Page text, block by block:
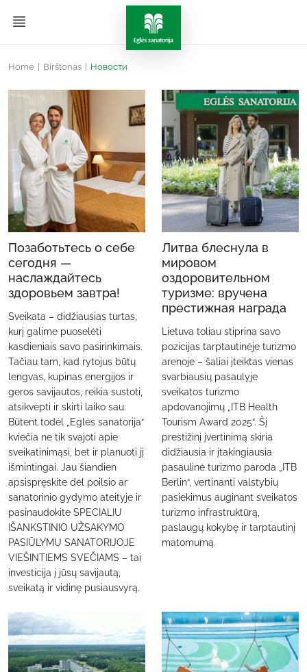
Home Birštonas Новости
Позаботьтесь о себе
сегодня —
наслаждайтесь
здоровьем завтра!
Sveikata – didžiausias turtas,
kurį galime puoselėti
kasdieniais savo pasirinkimais.
Tačiau tam, kad rytojus būtų
lengvas, kupinas energijos ir
geros savijautos, reikia sustoti,
atsikvėpti ir skirti laiko sau.
Būtent todėl „Eglės sanatorija“
kviečia ne tik svajoti apie
sveikatinimąsi, bet ir planuoti jį
išmintingai. Jau šiandien
apsispręskite dėl poilsio ar
sanatorinio gydymo ateityje ir
pasinaudokite SPECIALIU
IŠANKSTINIO UŽSAKYMO
PASIŪLYMU SANATORIJOJE
VIEŠINTIEMS SVEČIAMS – tai
investicija į jūsų savijautą,
sveikatą ir vidinę pusiausvyrą.
Литва блеснула в
мировом
оздоровительном
туризме: вручена
престижная награда
Lietuva toliau stiprina savo
pozicijas tarptautinėje turizmo
arenoje – šaliai įteiktas vienas
svarbiausių pasaulyje
sveikatos turizmo
apdovanojimų „ITB Health
Tourism Award 2025“. Šį
prestižinį įvertinimą skiria
didžiausia ir įtakingiausia
pasaulinė turizmo paroda „ITB
Berlin“, vertinanti valstybių
pasiekimus auginant sveikatos
turizmo infrastruktūrą,
paslaugų kokybę ir tarptautinį
matomumą.